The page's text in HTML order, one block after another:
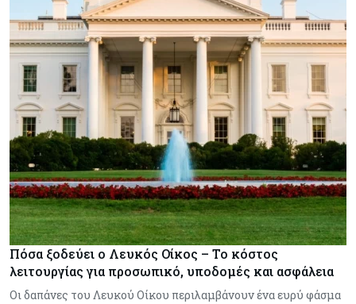
Πόσα ξοδεύει ο Λευκός Οίκος – Το κόστος
λειτουργίας για προσωπικό, υποδομές και ασφάλεια
Οι δαπάνες του Λευκού Οίκου περιλαμβάνουν ένα ευρύ φάσμα